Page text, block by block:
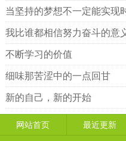
当坚持的梦想不一定能实现
我比谁都相信努力奋斗的意
不断学习的价值
细味那苦涩中的一点回甘
新的自己，新的开始
网站首页 最近更新